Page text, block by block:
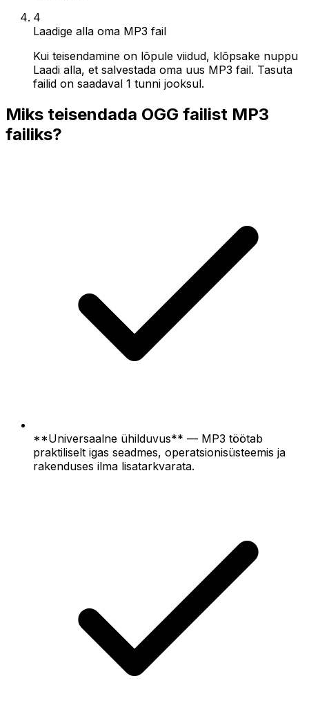
4
Laadige alla oma MP3 fail
Kui teisendamine on lõpule viidud, klõpsake nuppu
Laadi alla, et salvestada oma uus MP3 fail. Tasuta
failid on saadaval 1 tunni jooksul.
Miks teisendada OGG failist MP3
failiks?
**Universaalne ühilduvus** — MP3 töötab
praktiliselt igas seadmes, operatsionisüsteemis ja
rakenduses ilma lisatarkvarata.